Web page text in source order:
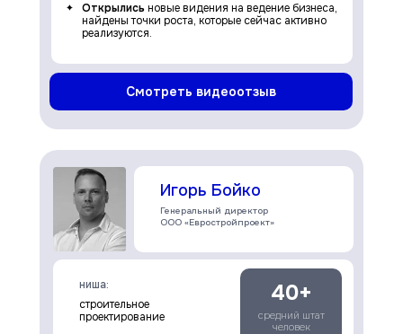
Открылисьновые видения на ведение бизнеса,
найдены точки роста, которые сейчас активно
реализуются.
Смотреть видеоотзыв
средний штат
человек
40+
ниша:
строительное
проектирование
Генеральный директор
ООО «Евростройпроект»
Игорь Бойко